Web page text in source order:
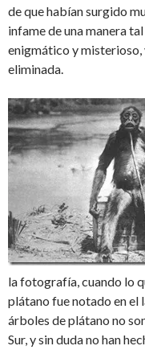
de que habían surgido
infame de una manera
enigmático y misterioso,
eliminada.
la fotografía, cuando lo
plátano fue notado en el
árboles de plátano no
Sur, y sin duda no han